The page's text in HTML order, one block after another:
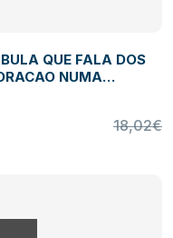
QUE FALA DOS
NUMA
DE MISTERIO
18,02€